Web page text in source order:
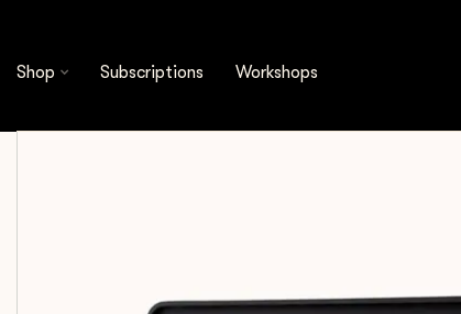
Shop Subscriptions Workshops